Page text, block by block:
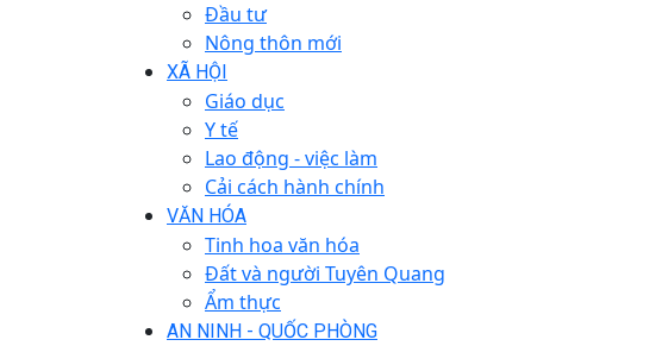
Đầu tư
Nông thôn mới
XÃ HỘI
Giáo dục
Y tế
Lao động - việc làm
Cải cách hành chính
VĂN HÓA
Tinh hoa văn hóa
Đất và người Tuyên Quang
Ẩm thực
AN NINH - QUỐC PHÒNG